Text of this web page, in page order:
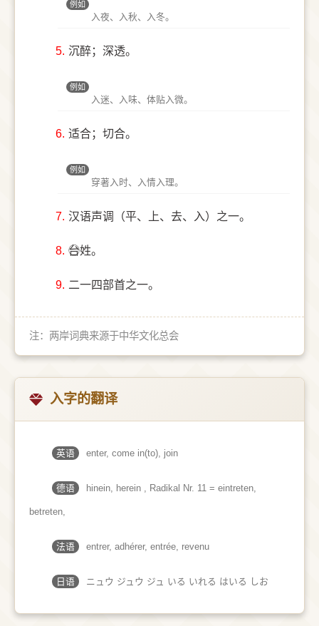
例如
入夜、入秋、入冬。
5. 沉醉；深透。
例如
入迷、入味、体贴入微。
6. 适合；切合。
例如
穿著入时、入情入理。
7. 汉语声调（平、上、去、入）之一。
8. 台⃝姓。
9. 二一四部首之一。
注：两岸词典来源于中华文化总会
入字的翻译
英语 enter, come in(to), join
德语 hinein, herein , Radikal Nr. 11 = eintreten,
betreten,
法语 entrer, adhérer, entrée, revenu
日语 ニュウ ジュウ ジュ いる いれる はいる しお